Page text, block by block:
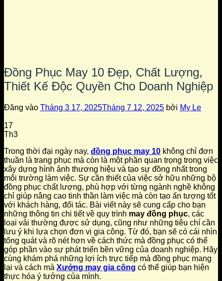
Đồng Phục May 10 Đẹp, Chất Lượng,
Thiết Kế Độc Quyền Cho Doanh Nghiệp
Đăng vào Tháng 3 17, 2025Tháng 7 12, 2025 bởi My Le
17
Th3
Trong thời đại ngày nay, đồng phục may 10 không chỉ đơn
thuần là trang phục mà còn là một phần quan trọng trong việc
xây dựng hình ảnh thương hiệu và tạo sự đồng nhất trong
môi trường làm việc. Sự cần thiết của việc sở hữu những bộ
đồng phục chất lượng, phù hợp với từng ngành nghề không
chỉ giúp nâng cao tinh thần làm việc mà còn tạo ấn tượng tốt
với khách hàng, đối tác. Bài viết này sẽ cung cấp cho bạn
những thông tin chi tiết về quy trình may đồng phục, các
loại vải thường được sử dụng, cũng như những tiêu chí cần
lưu ý khi lựa chọn đơn vị gia công. Từ đó, bạn sẽ có cái nhìn
tổng quát và rõ nét hơn về cách thức mà đồng phục có thể
góp phần vào sự phát triển bền vững của doanh nghiệp. Hãy
cùng khám phá những lợi ích trực tiếp mà đồng phục mang
lại và cách mà Xưởng may gia công có thể giúp bạn hiện
thực hóa ý tưởng của mình.